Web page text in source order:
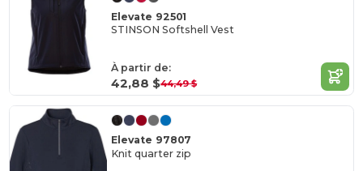
Elevate 92501
STINSON Softshell Vest
À partir de:
42,88 $44,49 $
Elevate 97807
Knit quarter zip